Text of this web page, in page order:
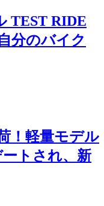
TEST RIDE
分のバイク
！軽量モデル
トされ、新